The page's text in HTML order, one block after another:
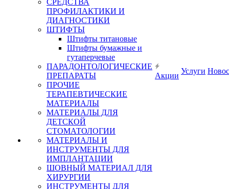
СРЕДСТВА
ПРОФИЛАКТИКИ И
ДИАГНОСТИКИ
ШТИФТЫ
Штифты титановые
Штифты бумажные и
гутаперчевые
ПАРАДОНТОЛОГИЧЕСКИЕ
ПРЕПАРАТЫ
ПРОЧИЕ
ТЕРАПЕВТИЧЕСКИЕ
МАТЕРИАЛЫ
МАТЕРИАЛЫ ДЛЯ
ДЕТСКОЙ
СТОМАТОЛОГИИ
МАТЕРИАЛЫ И
ИНСТРУМЕНТЫ ДЛЯ
ИМПЛАНТАЦИИ
ШОВНЫЙ МАТЕРИАЛ ДЛЯ
ХИРУРГИИ
ИНСТРУМЕНТЫ ДЛЯ
Акции
Услуги